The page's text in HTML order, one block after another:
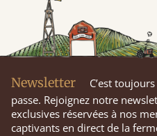
Newsletter
C’est
passe. Rejoignez notre
exclusives réservées à nos
captivants en direct de la